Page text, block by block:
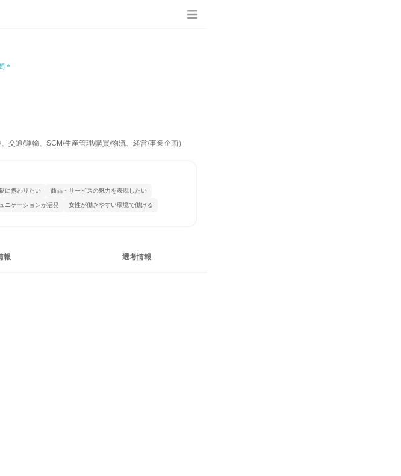
＊
交通/運輸、SCM/生産管理/購買/物流、経営/事業企画）
に携わりたい 商品・サービスの魅力を表現したい
ニケーションが活発 女性が働きやすい環境で働ける
報 選考情報